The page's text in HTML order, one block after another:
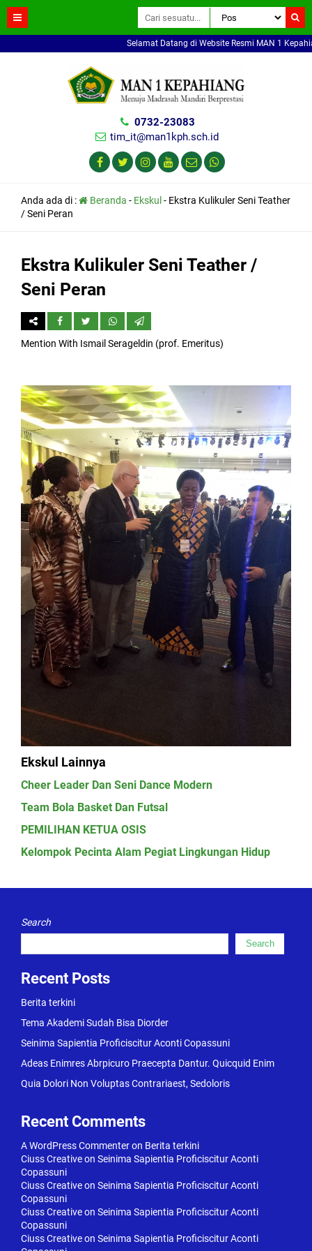
Selamat Datang di Website Resmi MAN 1
0732-23083
tim_it@man1kph.sch.id
Anda ada di : Beranda - Ekskul - Ekstra Kulikuler Seni Teather
/ Seni Peran
Ekstra Kulikuler Seni Teather /
Seni Peran
Mention With Ismail Serageldin (prof. Emeritus)
Ekskul Lainnya
Cheer Leader Dan Seni Dance Modern
Team Bola Basket Dan Futsal
PEMILIHAN KETUA OSIS
Kelompok Pecinta Alam Pegiat Lingkungan Hidup
Search
Search
Recent Posts
Berita terkini
Tema Akademi Sudah Bisa Diorder
Seinima Sapientia Proficiscitur Aconti Copassuni
Adeas Enimres Abrpicuro Praecepta Dantur. Quicquid Enim
Quia Dolori Non Voluptas Contrariaest, Sedoloris
Recent Comments
A WordPress Commenteron Berita terkini
Ciuss Creativeon Seinima Sapientia Proficiscitur Aconti
Copassuni
Ciuss Creativeon Seinima Sapientia Proficiscitur Aconti
Copassuni
Ciuss Creativeon Seinima Sapientia Proficiscitur Aconti
Copassuni
Ciuss Creativeon Seinima Sapientia Proficiscitur Aconti